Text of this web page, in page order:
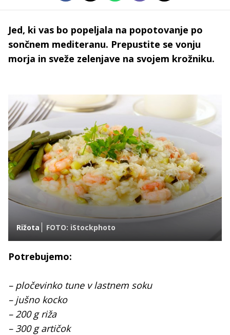
Jed, ki vas bo popeljala na popotovanje po
sončnem mediteranu. Prepustite se vonju
morja in sveže zelenjave na svojem krožniku.
Rižota FOTO: iStockphoto
Potrebujemo:
– pločevinko tune v lastnem soku
– jušno kocko
– 200 g riža
– 300 g artičok